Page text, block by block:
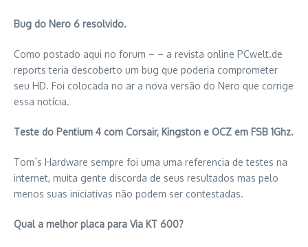
Bug do Nero 6 resolvido.
Como postado aqui no forum – – a revista online PCwelt.de
reports teria descoberto um bug que poderia comprometer
seu HD. Foi colocada no ar a nova versão do Nero que corrige
essa notícia.
Teste do Pentium 4 com Corsair, Kingston e OCZ em FSB 1Ghz.
Tom`s Hardware sempre foi uma uma referencia de testes na
internet, muita gente discorda de seus resultados mas pelo
menos suas iniciativas não podem ser contestadas.
Qual a melhor placa para Via KT 600?